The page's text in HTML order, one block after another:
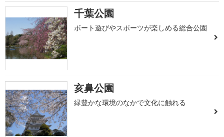
千葉公園
ボート遊びやスポーツが楽しめる総合公園
亥鼻公園
緑豊かな環境のなかで文化に触れる